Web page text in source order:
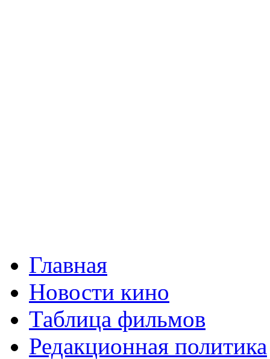
Главная
Новости кино
Таблица фильмов
Редакционная политика